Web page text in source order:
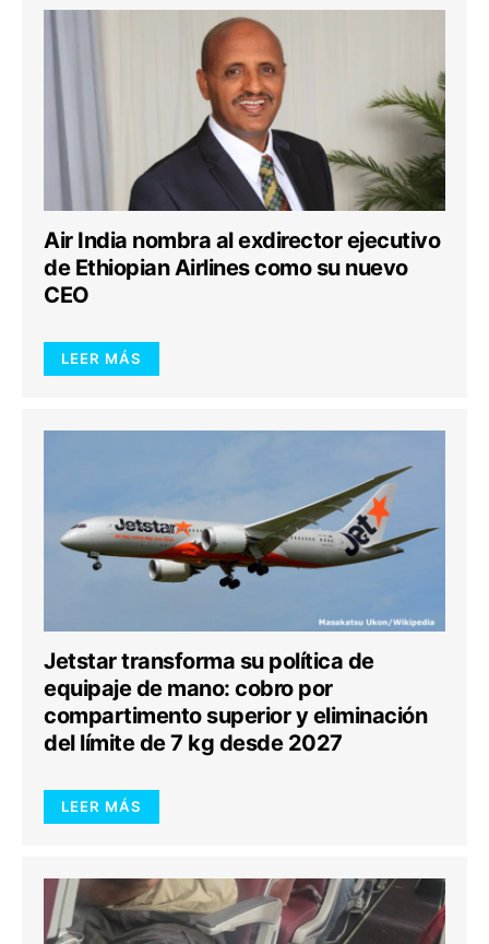
Air India nombra al exdirector ejecutivo
de Ethiopian Airlines como su nuevo
CEO
LEER MÁS
Jetstar transforma su política de
equipaje de mano: cobro por
compartimento superior y eliminación
del límite de 7 kg desde 2027
LEER MÁS